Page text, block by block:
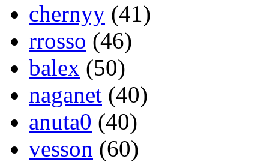
chernyy (41)
rrosso (46)
balex (50)
naganet (40)
anuta0 (40)
vesson (60)